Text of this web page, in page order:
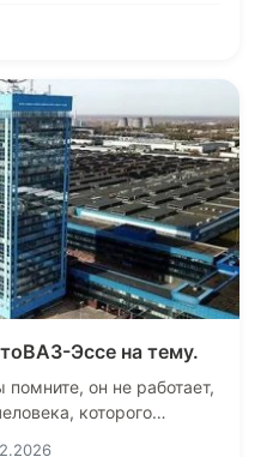
Эссе на тему.
он не работает,
которого
-Критиковать могут